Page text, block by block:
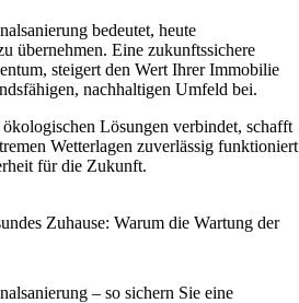
bedeutet, heute
übernehmen. Eine zukunftssichere
steigert den Wert Ihrer Immobilie
nachhaltigen Umfeld bei.
Lösungen verbindet, schafft
Wetterlagen zuverlässig funktioniert
für die Zukunft.
Zuhause: Warum die Wartung der
– so sichern Sie eine